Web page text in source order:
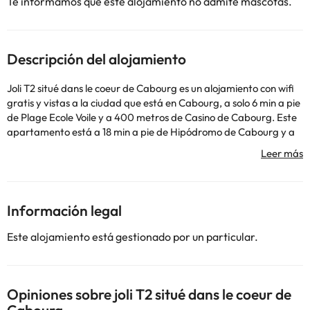
Descripción del alojamiento
Joli T2 situé dans le coeur de Cabourg es un alojamiento con wifi
gratis y vistas a la ciudad que está en Cabourg, a solo 6 min a pie
de Plage Ecole Voile y a 400 metros de Casino de Cabourg. Este
apartamento está a 18 min a pie de Hipódromo de Cabourg y a
dormitorio, una sala de estar, una cocina totalmente equipada
de Deauville está a 19 km del alojamiento, y Promenade des
Planches está a 19 km. El aeropuerto (Aeropuerto de Deauville -
Saint-Gatien) está a 26 km.
En este alojamiento no se pueden celebrar despedidas de soltero
Algunos de los servicios detallados pueden ser de pago. Puedes
Información legal
Este alojamiento está gestionado por un particular.
Opiniones sobre joli T2 situé dans le coeur de